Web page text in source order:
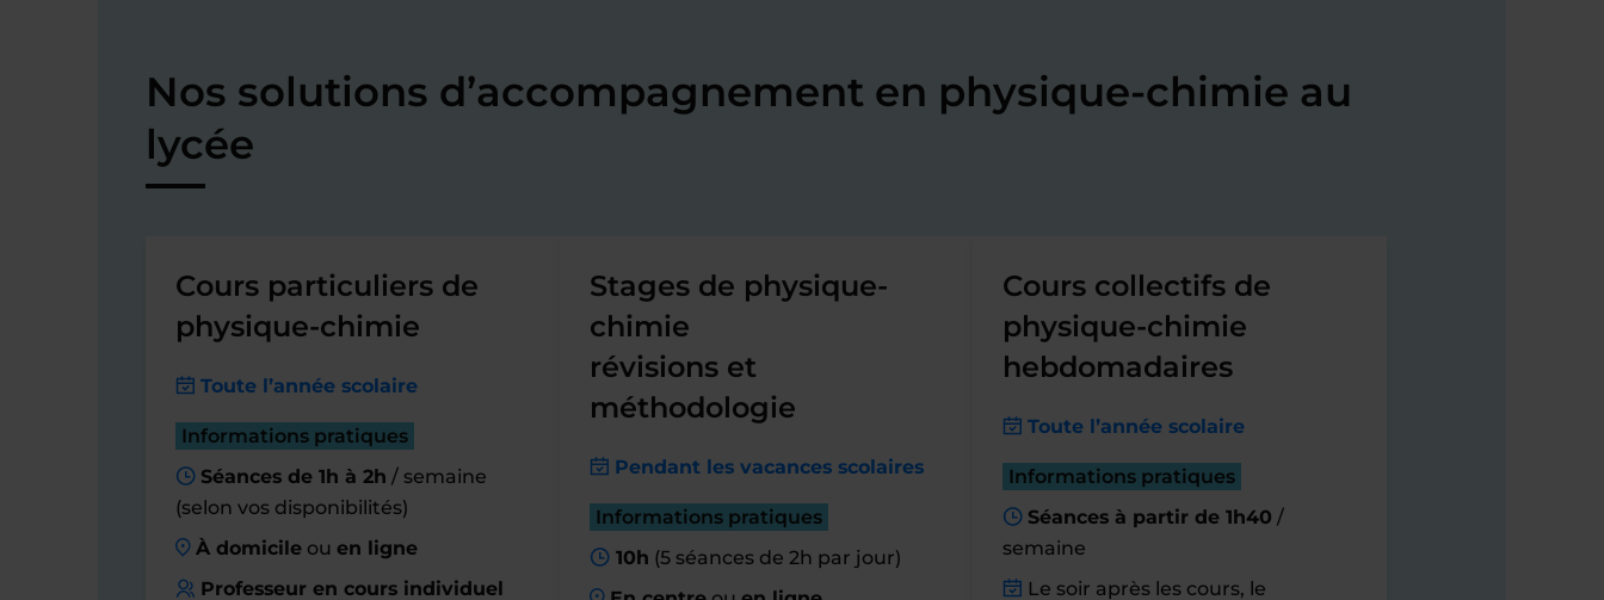
Nos solutions d’accompagnement en physique-chimie au
lycée
Cours particuliers de
physique-chimie
Toute l’année scolaire
Informations pratiques
Séances de 1h à 2h / semaine
(selon vos disponibilités)
À domicileou en ligne
Professeur en cours individuel
Stages de physique-
chimie
révisions et
méthodologie
Pendant les vacances scolaires
Informations pratiques
10h (5 séances de 2h par jour)
Cours collectifs de
physique-chimie
hebdomadaires
Toute l’année scolaire
Informations pratiques
Séances à partir de 1h40 /
semaine
Le soir après les cours, le